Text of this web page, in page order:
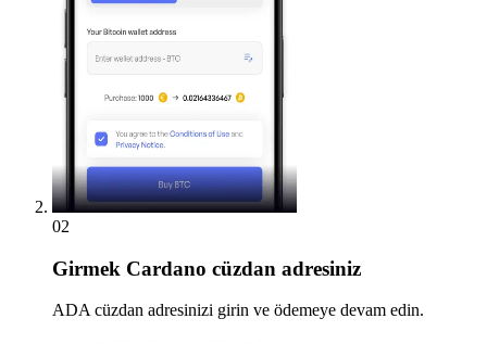
02
Girmek Cardano cüzdan adresiniz
ADA cüzdan adresinizi girin ve ödemeye devam edin.